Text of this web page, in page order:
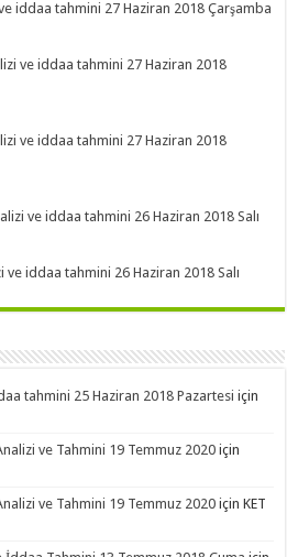
iddaa tahmini 27 Haziran 2018 Çarşamba
ve iddaa tahmini 27 Haziran 2018
ve iddaa tahmini 27 Haziran 2018
ve iddaa tahmini 26 Haziran 2018 Salı
iddaa tahmini 26 Haziran 2018 Salı
tahmini 25 Haziran 2018 Pazartesi için
ve Tahmini 19 Temmuz 2020 için
ve Tahmini 19 Temmuz 2020 içinKET